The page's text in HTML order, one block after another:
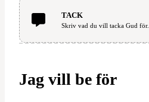
TACK
Skriv vad du vill tacka Gud för.
Jag vill be för